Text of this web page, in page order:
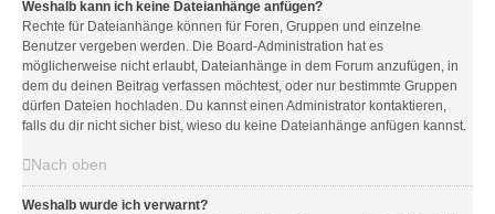
Weshalb kann ich keine Dateianhänge anfügen?
Rechte für Dateianhänge können für Foren, Gruppen und einzelne
Benutzer vergeben werden. Die Board-Administration hat es
möglicherweise nicht erlaubt, Dateianhänge in dem Forum anzufügen, in
dem du deinen Beitrag verfassen möchtest, oder nur bestimmte Gruppen
dürfen Dateien hochladen. Du kannst einen Administrator kontaktieren,
falls du dir nicht sicher bist, wieso du keine Dateianhänge anfügen kannst.
Nach oben
Weshalb wurde ich verwarnt?